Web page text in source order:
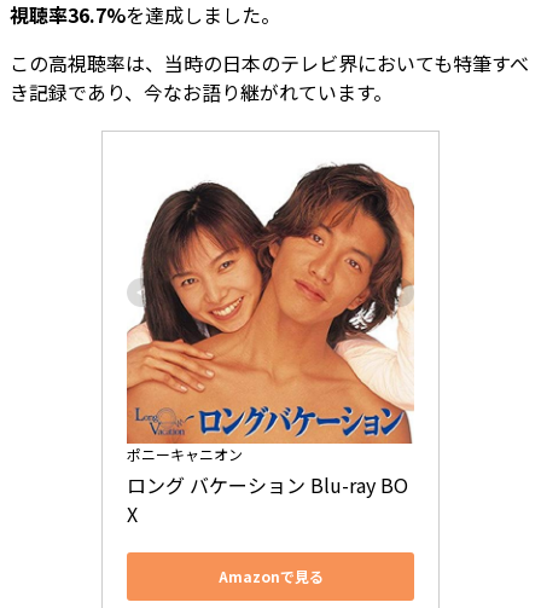
視聴率36.7%を達成しました。
この高視聴率は、当時の日本のテレビ界においても特筆すべ
き記録であり、今なお語り継がれています。
ポニーキャニオン
ロング バケーション Blu-ray BO
X
Amazonで見る